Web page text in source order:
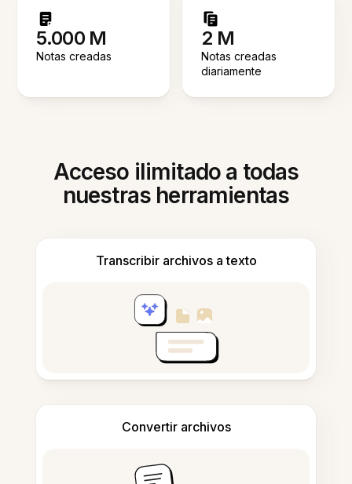
5.000 M
Notas creadas
2 M
Notas creadas
diariamente
Acceso ilimitado a todas
nuestras herramientas
Transcribir archivos a texto
Convertir archivos